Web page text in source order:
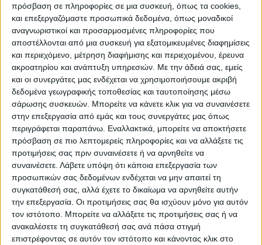
πρόσβαση σε πληροφορίες σε μια συσκευή, όπως τα cookies,
και επεξεργαζόμαστε προσωπικά δεδομένα, όπως μοναδικοί
αναγνωριστικοί και προσαρμοσμένες πληροφορίες που
αποστέλλονται από μια συσκευή για εξατομικευμένες διαφημίσεις
και περιεχόμενο, μέτρηση διαφήμισης και περιεχομένου, έρευνα
ακροατηρίου και ανάπτυξη υπηρεσιών. Με την άδειά σας, εμείς
και οι συνεργάτες μας ενδέχεται να χρησιμοποιήσουμε ακριβή
δεδομένα γεωγραφικής τοποθεσίας και ταυτοποίησης μέσω
σάρωσης συσκευών. Μπορείτε να κάνετε κλικ για να συναινέσετε
στην επεξεργασία από εμάς και τους συνεργάτες μας όπως
περιγράφεται παραπάνω. Εναλλακτικά, μπορείτε να αποκτήσετε
πρόσβαση σε πιο λεπτομερείς πληροφορίες και να αλλάξετε τις
προτιμήσεις σας πριν συναινέσετε ή να αρνηθείτε να
συναινέσετε. Λάβετε υπόψη ότι κάποια επεξεργασία των
προσωπικών σας δεδομένων ενδέχεται να μην απαιτεί τη
συγκατάθεσή σας, αλλά έχετε το δικαίωμα να αρνηθείτε αυτήν
την επεξεργασία. Οι προτιμήσεις σας θα ισχύουν μόνο για αυτόν
τον ιστότοπο. Μπορείτε να αλλάξετε τις προτιμήσεις σας ή να
ανακαλέσετε τη συγκατάθεσή σας ανά πάσα στιγμή
επιστρέφοντας σε αυτόν τον ιστότοπο και κάνοντας κλικ στο
ελάττωσης του αποτυπώματος του
άνθρακα. Έκανε αναφορά στο ειδικό
πρόγραμμα απονιτροποίησης για τη
Θεσσαλία και τον Έβρο που εφάρμοσε η
κυβέρνηση, με επί πλέον 100 εκατ. ευρώ
στο πρόγραμμα των 50 εκατ. που ήδη
εφαρμοζόταν και είπε ότι αντίστοιχη λογική
θα υπάρχει και στο μέτρο για τη μείωση του
αποτυπώματος του άνθρακα, υπό την
προϋπόθεση να μη υπάρξει οποιαδήποτε
επιπλοκή με την ευρωπαϊκή νομοθεσία.
Τελευταίες Ειδήσεις Σήμερα
Ακολούθησε την εφημερίδα ΝΕΟΣ